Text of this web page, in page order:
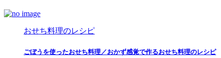
おせち料理のレシピ
ごぼうを使ったおせち料理／おかず感覚で作るおせち料理のレシピ